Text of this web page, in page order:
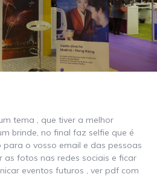
tema , que tiver a melhor
brinde, no final faz selfie que é
o vosso email e das pessoas
fotos nas redes sociais e ficar
eventos futuros , ver pdf com